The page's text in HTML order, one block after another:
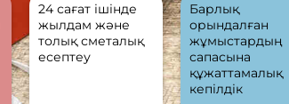
24 сағат ішінде
жылдам және
толық сметалық
есептеу
Барлық
орындалған
жұмыстардың
сапасына
құжаттамалық
кепілдік